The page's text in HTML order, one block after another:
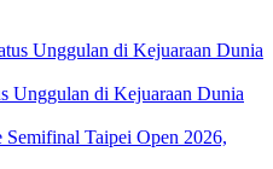
Unggulan di Kejuaraan Dunia